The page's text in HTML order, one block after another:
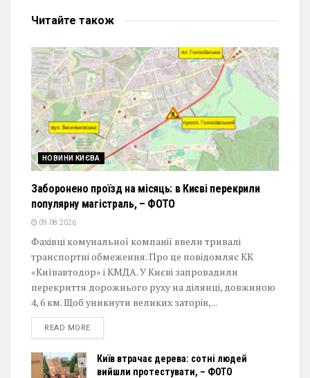
Читайте також
НОВИНИ КИЄВА
Заборонено проїзд на місяць: в Києві перекрили
популярну магістраль, – ФОТО
09.08.2026
Фахівці комунальної компанії ввели тривалі
транспортні обмеження. Про це повідомляє КК
«Київавтодор» і КМДА. У Києві запровадили
перекриття дорожнього руху на ділянці, довжиною
4, 6 км. Щоб уникнути великих заторів,...
READ MOREDETAILS
Київ втрачає дерева: сотні людей
вийшли протестувати, – ФОТО